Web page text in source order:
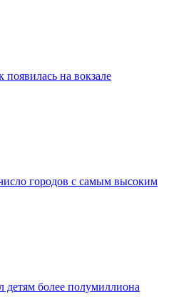
на вокзале
городов с самым высоким
детям более полумиллиона